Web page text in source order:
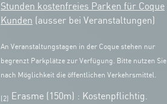
Stunden kostenfreies Parken für Coque
Kunden (ausser bei Veranstaltungen)
An Veranstaltungstagen in der Coque stehen nur
begrenzt Parkplätze zur Verfügung. Bitte nutzen Sie
nach Möglichkeit die öffentlichen Verkehrsmittel.
(2) Erasme (150m) : Kostenpflichtig.